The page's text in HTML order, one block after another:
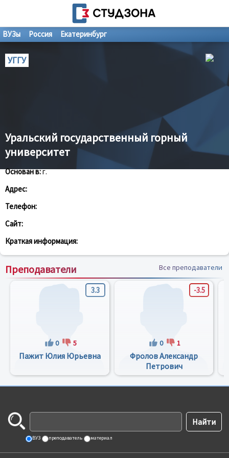
ВУЗы Россия Екатеринбург
УГГУ
Уральский государственный горный
университет
Основан в:г.
Адрес:
Телефон:
Сайт:
Краткая информация:
Преподаватели Все преподаватели
3.3
0 5
Пажит Юлия Юрьевна
-3.5
0 1
Фролов Александр
Петрович
ВУЗ преподаватель материал